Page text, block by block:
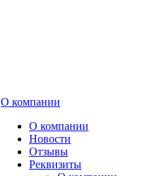
О компании
О компании
Новости
Отзывы
Реквизиты